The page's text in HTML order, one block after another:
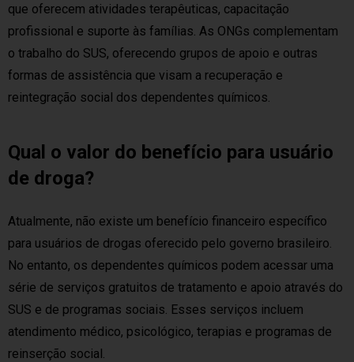
que oferecem atividades terapêuticas, capacitação
profissional e suporte às famílias. As ONGs complementam
o trabalho do SUS, oferecendo grupos de apoio e outras
formas de assistência que visam a recuperação e
reintegração social dos dependentes químicos.
Qual o valor do benefício para usuário
de droga?
Atualmente, não existe um benefício financeiro específico
para usuários de drogas oferecido pelo governo brasileiro.
No entanto, os dependentes químicos podem acessar uma
série de serviços gratuitos de tratamento e apoio através do
SUS e de programas sociais. Esses serviços incluem
atendimento médico, psicológico, terapias e programas de
reinserção social.